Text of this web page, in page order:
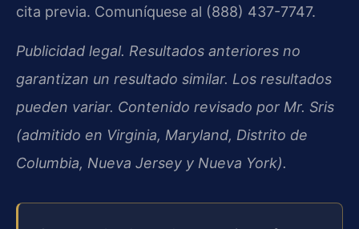
cita previa. Comuníquese al (888) 437-7747.
Publicidad legal. Resultados anteriores no
garantizan un resultado similar. Los resultados
pueden variar. Contenido revisado por Mr. Sris
(admitido en Virginia, Maryland, Distrito de
Columbia, Nueva Jersey y Nueva York).